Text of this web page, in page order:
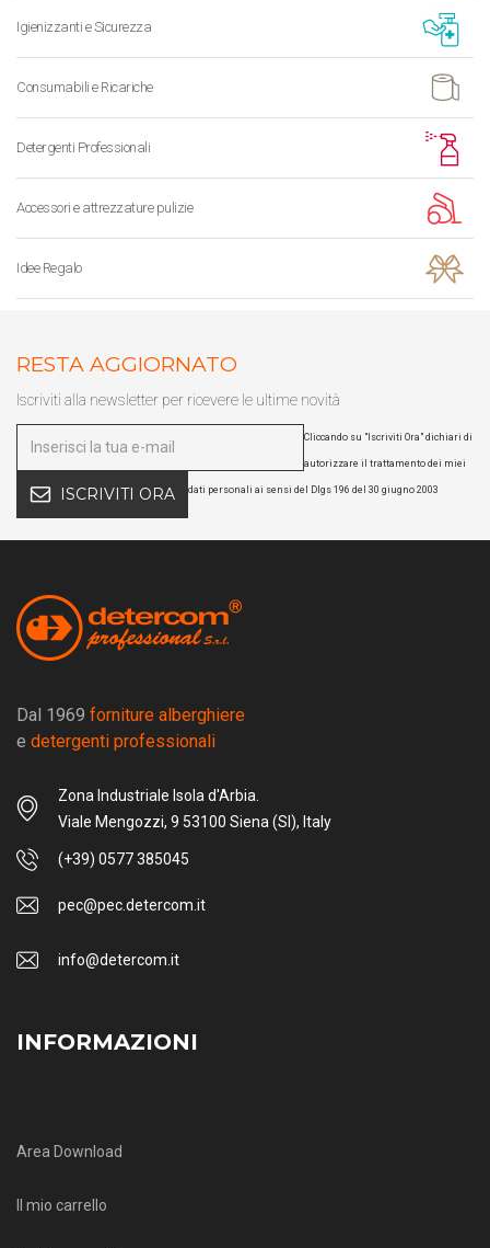
Igienizzanti e Sicurezza
Consumabili e Ricariche
Detergenti Professionali
Accessori e attrezzature pulizie
Idee Regalo
RESTA AGGIORNATO
Iscriviti alla newsletter per ricevere le ultime novità
ISCRIVITI ORA
Cliccando su "Iscriviti Ora" dichiari di
autorizzare il trattamento dei miei
dati personali ai sensi del Dlgs 196 del 30 giugno 2003
Dal 1969 forniture alberghiere
e detergenti professionali
Zona Industriale Isola d'Arbia.
Viale Mengozzi, 9 53100 Siena (SI), Italy
(+39) 0577 385045
pec@pec.detercom.it
info@detercom.it
INFORMAZIONI
Area Download
Il mio carrello